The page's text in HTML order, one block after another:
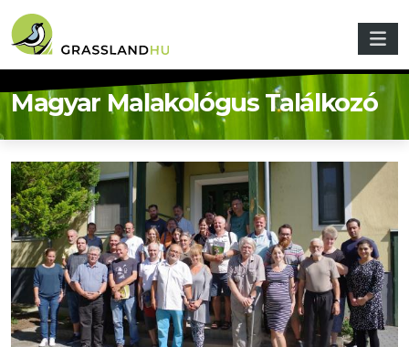
Magyar Malakológus Találkozó